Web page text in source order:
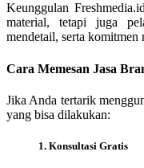
Keunggulan
material, tetapi juga
mendetail, serta komitmen
Cara Memesan Jasa
Jika Anda tertarik
yang bisa dilakukan:
1. Konsultasi Gratis